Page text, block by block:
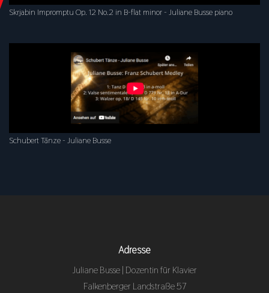
Skrjabin Impromptu Op. 12 No.2 in B-flat minor - Juliane Busse piano
Schubert Tänze - Juliane Busse
Adresse
Juliane Busse | Dozentin für Klavier
Falkenberger Landstraße 57